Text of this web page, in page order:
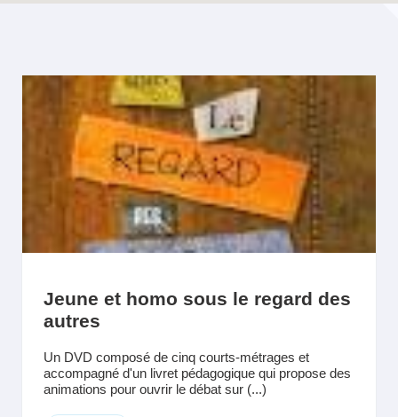
Jeune et homo sous le regard des
autres
Un DVD composé de cinq courts-métrages et
accompagné d'un livret pédagogique qui propose des
animations pour ouvrir le débat sur (...)